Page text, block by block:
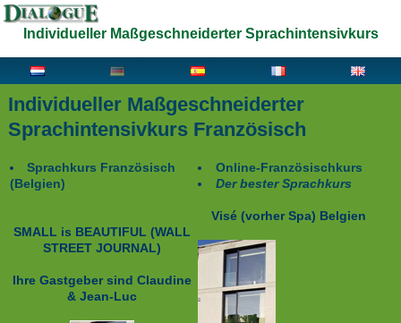
Individueller Maßgeschneiderter Sprachintensivkurs
Individueller Maßgeschneiderter
Sprachintensivkurs Französisch
Sprachkurs Französisch
(Belgien)
SMALL is BEAUTIFUL(WALL
STREET JOURNAL)
Ihre Gastgeber sind Claudine
& Jean-Luc
Online-Französischkurs
Der bester Sprachkurs
Visé (vorher Spa) Belgien